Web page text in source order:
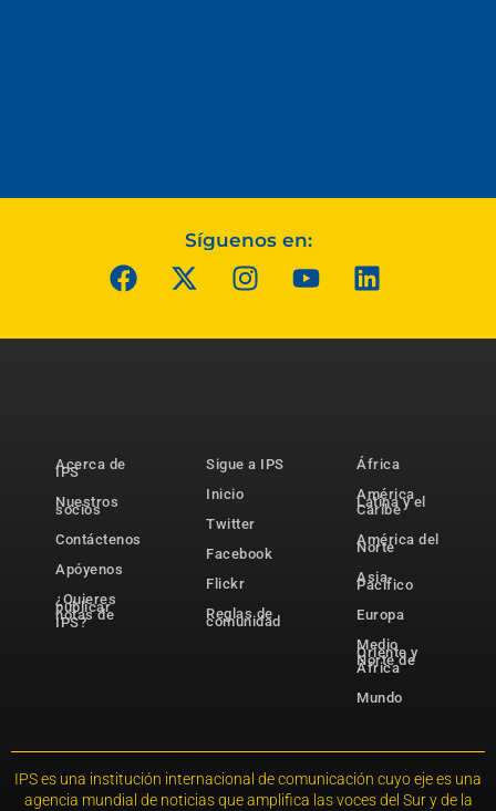
Síguenos en:
Acerca de
IPS
Nuestros
socios
Contáctenos
Apóyenos
¿Quieres
publicar
notas de
IPS?
Sigue a IPS
Inicio
Twitter
Facebook
Flickr
Reglas de
comunidad
África
América
Latina y el
Caribe
América del
Norte
Asia-
Pacífico
Europa
Medio
Oriente y
Norte de
África
Mundo
IPS es una institución internacional de comunicación cuyo eje es una
agencia mundial de noticias que amplifica las voces del Sur y de la